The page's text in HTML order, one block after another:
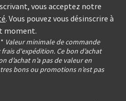
vous acceptez notre
. Vous pouvez vous désinscrire à
moment.
Valeur minimale de commande
d'expédition. Ce bon d’achat
d’achat n’a pas de valeur en
bons ou promotions n’est pas